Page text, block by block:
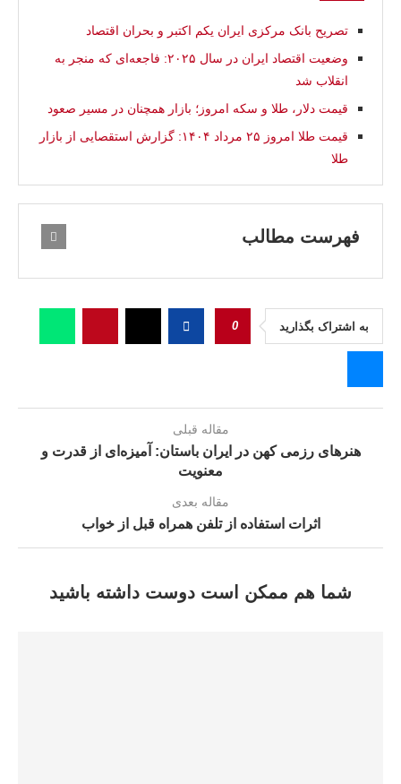
تصریح بانک مرکزی ایران يكم اکتبر و بحران اقتصاد
وضعیت اقتصاد ایران در سال ۲۰۲۵: فاجعه‌ای که منجر به
انقلاب شد
قیمت دلار، طلا و سکه امروز؛ بازار همچنان در مسیر صعود
قیمت طلا امروز ۲۵ مرداد ۱۴۰۴: گزارش استقصایی از بازار
طلا
فهرست مطالب
به اشتراک بگذارید 0
مقاله قبلی
هنرهای رزمی کهن در ایران باستان: آمیزه‌ای از قدرت و
معنویت
مقاله بعدی
اثرات استفاده از تلفن همراه قبل از خواب
شما هم ممکن است دوست داشته باشید